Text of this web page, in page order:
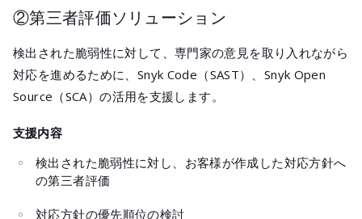
②第三者評価ソリューション
検出された脆弱性に対して、専門家の意見を取り入れながら
対応を進めるために、Snyk Code（SAST）、Snyk Open
Source（SCA）の活用を支援します。
支援内容
検出された脆弱性に対し、お客様が作成した対応方針へ
の第三者評価
対応方針の優先順位の検討